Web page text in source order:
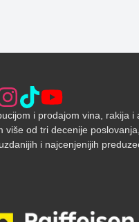
i prodajom vina, rakija i
više od tri decenije
i najcenjenijih